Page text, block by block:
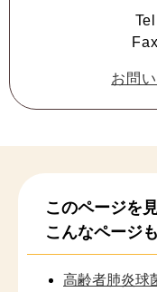
お問
このページを
こんなページ
高齢者肺炎球